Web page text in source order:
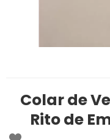
Colar de
Rito de